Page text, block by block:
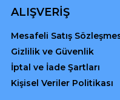
ALIŞVERİŞ
Mesafeli Satış
Gizlilik ve Güvenlik
İptal ve İade Şartları
Kişisel Veriler Politikası